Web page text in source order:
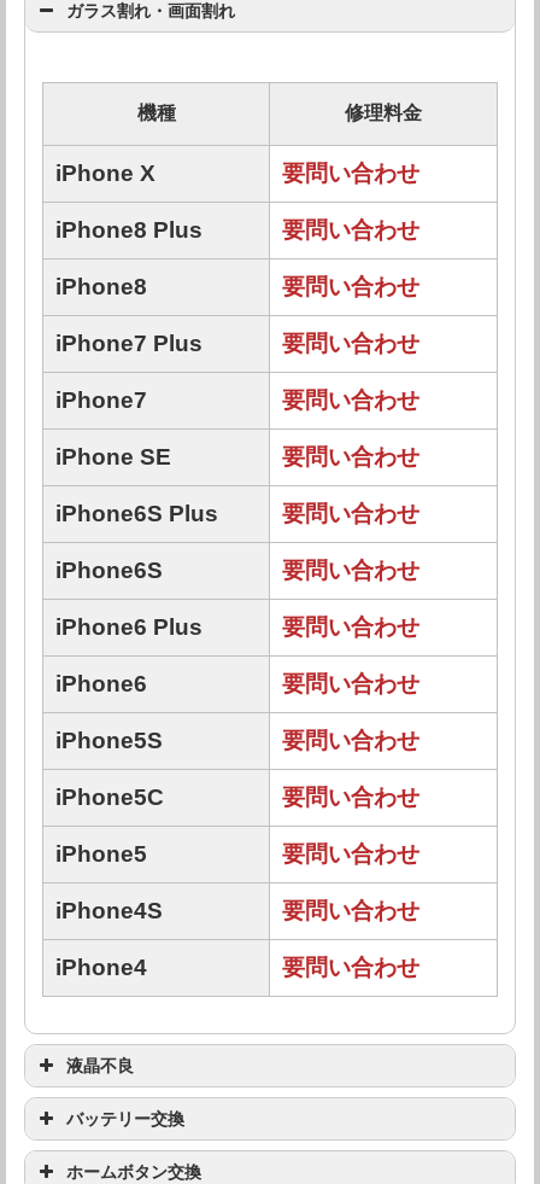
ガラス割れ・画面割れ
機種 修理料金
iPhone X 要問い合わせ
iPhone8 Plus 要問い合わせ
iPhone8 要問い合わせ
iPhone7 Plus 要問い合わせ
iPhone7 要問い合わせ
iPhone SE 要問い合わせ
iPhone6S Plus 要問い合わせ
iPhone6S 要問い合わせ
iPhone6 Plus 要問い合わせ
iPhone6 要問い合わせ
iPhone5S 要問い合わせ
iPhone5C 要問い合わせ
iPhone5 要問い合わせ
iPhone4S 要問い合わせ
iPhone4 要問い合わせ
液晶不良
機種 修理料金
バッテリー交換
ホームボタン交換